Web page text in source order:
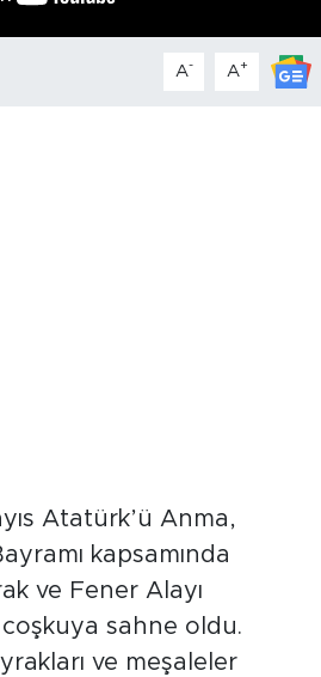
A- A+
Atatürk’ü Anma,
kapsamında
ve Fener Alayı
sahne oldu.
ve meşaleler